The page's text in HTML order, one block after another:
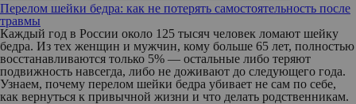
Перелом шейки бедра: как не потерять самостоятельность после
травмы
Каждый год в России около 125 тысяч человек ломают шейку
бедра. Из тех женщин и мужчин, кому больше 65 лет, полностью
восстанавливаются только 5% — остальные либо теряют
подвижность навсегда, либо не доживают до следующего года.
Узнаем, почему перелом шейки бедра убивает не сам по себе,
как вернуться к привычной жизни и что делать родственникам.